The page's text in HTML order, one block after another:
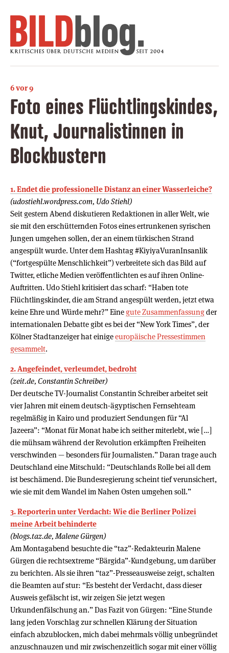
6 vor 9
Foto eines Flüchtlingskindes,
Knut, Journalistinnen in
Blockbustern
1. Endet die professionelle Distanz an einer Wasserleiche?
(udostiehl.wordpress.com, Udo Stiehl)
Seit gestern Abend diskutieren Redaktionen in aller Welt, wie
sie mit den erschütternden Fotos eines ertrunkenen syrischen
Jungen umgehen sollen, der an einem türkischen Strand
angespült wurde. Unter dem Hashtag #KiyiyaVuranInsanlik
(“fortgespülte Menschlichkeit”) verbreitete sich das Bild auf
Twitter, etliche Medien veröffentlichten es auf ihren Online-
Auftritten. Udo Stiehl kritisiert das scharf: “Haben tote
Flüchtlingskinder, die am Strand angespült werden, jetzt etwa
keine Ehre und Würde mehr?” Eine gute Zusammenfassungder
internationalen Debatte gibt es bei der “New York Times”, der
Kölner Stadtanzeiger hat einigeeuropäische Pressestimmen
gesammelt.
2. Angefeindet, verleumdet, bedroht
(zeit.de, Constantin Schreiber)
Der deutsche TV-Journalist Constantin Schreiber arbeitet seit
vier Jahren mit einem deutsch-ägyptischen Fernsehteam
regelmäßig in Kairo und produziert Sendungen für “Al
Jazeera”: “Monat für Monat habe ich seither miterlebt, wie […]
die mühsam während der Revolution erkämpften Freiheiten
verschwinden — besonders für Journalisten.” Daran trage auch
Deutschland eine Mitschuld: “Deutschlands Rolle bei all dem
ist beschämend. Die Bundesregierung scheint tief verunsichert,
wie sie mit dem Wandel im Nahen Osten umgehen soll.”
3. Reporterin unter Verdacht: Wie die Berliner Polizei
meine Arbeit behinderte
(blogs.taz.de, Malene Gürgen)
Am Montagabend besuchte die “taz”-Redakteurin Malene
Gürgen die rechtsextreme “Bärgida”-Kundgebung, um darüber
zu berichten. Als sie ihren “taz”-Presseausweise zeigt, schalten
die Beamten auf stur: “Es besteht der Verdacht, dass dieser
Ausweis gefälscht ist, wir zeigen Sie jetzt wegen
Urkundenfälschung an.” Das Fazit von Gürgen: “Eine Stunde
lang jeden Vorschlag zur schnellen Klärung der Situation
einfach abzublocken, mich dabei mehrmals völlig unbegründet
anzuschnauzen und mir zwischenzeitlich sogar mit einer völlig